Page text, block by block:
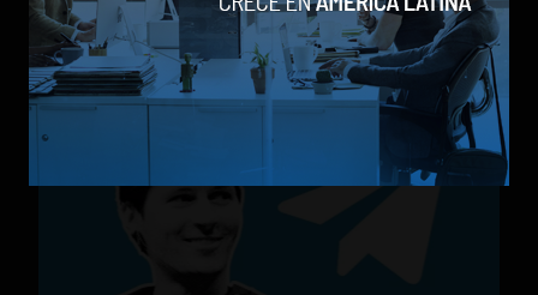
Actualidad
31 de julio de 2026